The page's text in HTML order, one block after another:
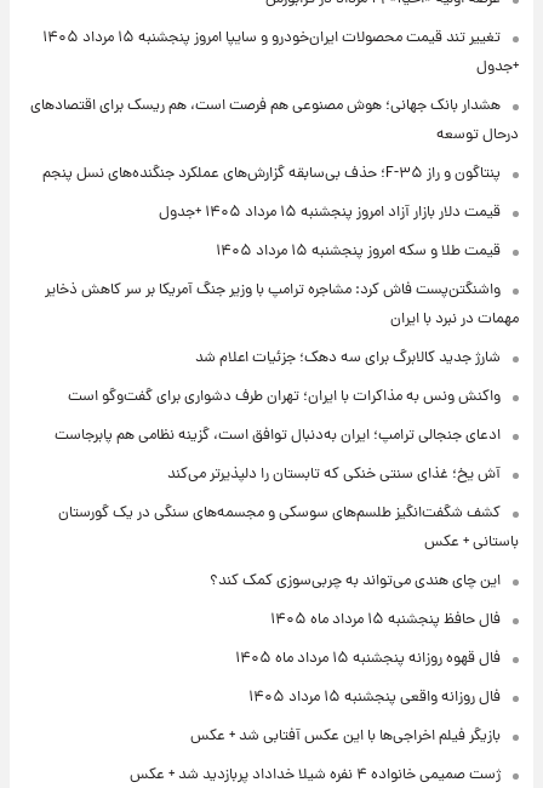
تغییر تند قیمت محصولات ایران‌خودرو و سایپا امروز پنجشنبه ۱۵ مرداد ۱۴۰۵
+جدول
هشدار بانک جهانی؛ هوش مصنوعی هم فرصت است، هم ریسک برای اقتصادهای
درحال توسعه
پنتاگون و راز F-۳۵؛ حذف بی‌سابقه گزارش‌های عملکرد جنگنده‌های نسل پنجم
قیمت دلار بازار آزاد امروز پنجشنبه ۱۵ مرداد ۱۴۰۵ +جدول
قیمت طلا و سکه امروز پنجشنبه ۱۵ مرداد ۱۴۰۵
واشنگتن‌پست فاش کرد: مشاجره ترامپ با وزیر جنگ آمریکا بر سر کاهش ذخایر
مهمات در نبرد با ایران
شارژ جدید کالابرگ برای سه دهک؛ جزئیات اعلام شد
واکنش ونس به مذاکرات با ایران؛ تهران طرف دشواری برای گفت‌وگو است
ادعای جنجالی ترامپ؛ ایران به‌دنبال توافق است، گزینه نظامی هم پابرجاست
آش یخ؛ غذای سنتی خنکی که تابستان را دلپذیرتر می‌کند
کشف شگفت‌انگیز طلسم‌های سوسکی و مجسمه‌های سنگی در یک گورستان
باستانی + عکس
این چای هندی می‌تواند به چربی‌سوزی کمک کند؟
فال حافظ پنجشنبه ۱۵ مرداد ماه ۱۴۰۵
فال قهوه روزانه پنجشنبه ۱۵ مرداد ماه ۱۴۰۵
فال روزانه واقعی پنجشنبه ۱۵ مرداد ۱۴۰۵
بازیگر فیلم اخراجی‌ها با این عکس آفتابی شد + عکس
ژست صمیمی خانواده ۴ نفره شیلا خداداد پربازدید شد + عکس